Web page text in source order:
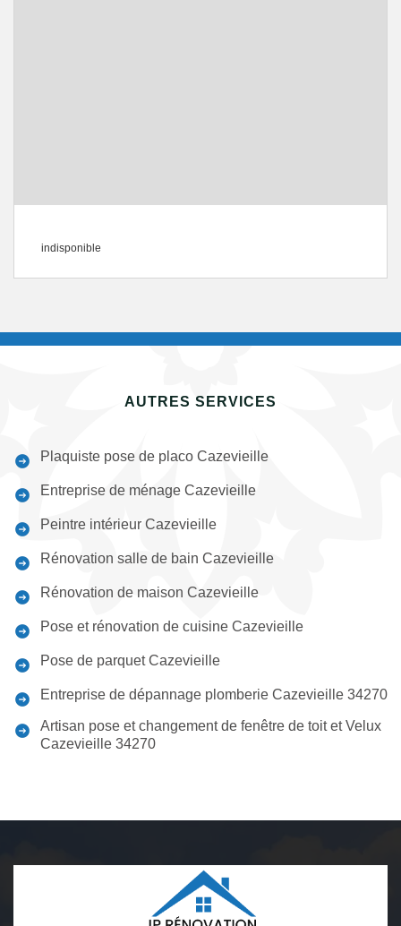
indisponible
AUTRES SERVICES
Plaquiste pose de placo Cazevieille
Entreprise de ménage Cazevieille
Peintre intérieur Cazevieille
Rénovation salle de bain Cazevieille
Rénovation de maison Cazevieille
Pose et rénovation de cuisine Cazevieille
Pose de parquet Cazevieille
Entreprise de dépannage plomberie Cazevieille 34270
Artisan pose et changement de fenêtre de toit et Velux
Cazevieille 34270